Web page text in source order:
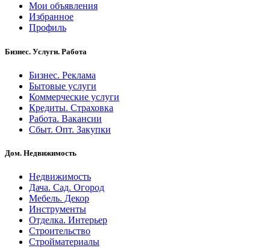
Мои объявления
Избранное
Профиль
Бизнес. Услуги. Работа
Бизнес. Реклама
Бытовые услуги
Коммерческие услуги
Кредиты. Страховка
Работа. Вакансии
Сбыт. Опт. Закупки
Дом. Недвижимость
Недвижимость
Дача. Сад. Огород
Мебель. Декор
Инструменты
Отделка. Интерьер
Строительство
Стройматериалы